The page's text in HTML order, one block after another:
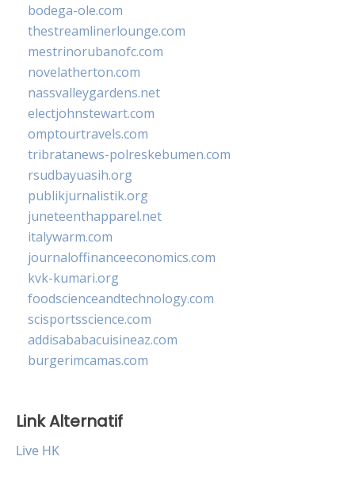
bodega-ole.com
thestreamlinerlounge.com
mestrinorubanofc.com
novelatherton.com
nassvalleygardens.net
electjohnstewart.com
omptourtravels.com
tribratanews-polreskebumen.com
rsudbayuasih.org
publikjurnalistik.org
juneteenthapparel.net
italywarm.com
journaloffinanceeconomics.com
kvk-kumari.org
foodscienceandtechnology.com
scisportsscience.com
addisababacuisineaz.com
burgerimcamas.com
Link Alternatif
Live HK